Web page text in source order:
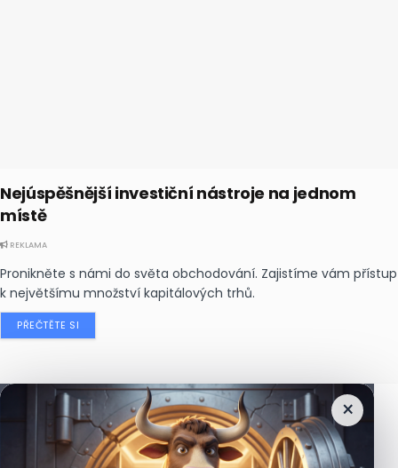
Nejúspěšnější investiční nástroje na jednom
místě
REKLAMA
Pronikněte s námi do světa obchodování. Zajistíme vám přístup
k největšímu množství kapitálových trhů.
PŘEČTĚTE SI
×
Nejčtenějšízprávy